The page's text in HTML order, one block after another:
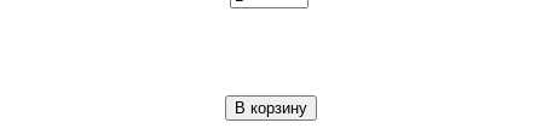
В корзину